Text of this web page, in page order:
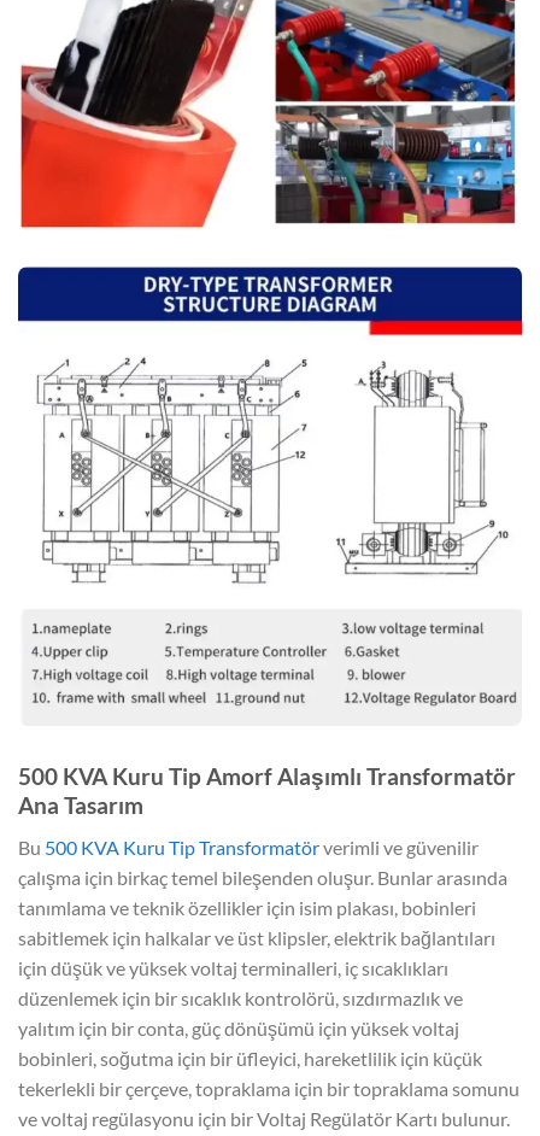
500 KVA Kuru Tip Amorf Alaşımlı Transformatör
Ana Tasarım
Bu 500 KVA Kuru Tip Transformatörverimli ve güvenilir
çalışma için birkaç temel bileşenden oluşur. Bunlar arasında
tanımlama ve teknik özellikler için isim plakası, bobinleri
sabitlemek için halkalar ve üst klipsler, elektrik bağlantıları
için düşük ve yüksek voltaj terminalleri, iç sıcaklıkları
düzenlemek için bir sıcaklık kontrolörü, sızdırmazlık ve
yalıtım için bir conta, güç dönüşümü için yüksek voltaj
bobinleri, soğutma için bir üfleyici, hareketlilik için küçük
tekerlekli bir çerçeve, topraklama için bir topraklama somunu
ve voltaj regülasyonu için bir Voltaj Regülatör Kartı bulunur.